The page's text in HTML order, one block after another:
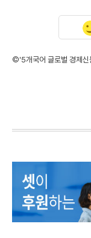
©'5개국어 글로벌 경제신